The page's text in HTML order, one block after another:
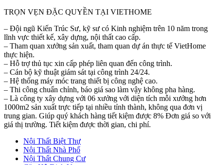
TRỌN VẸN ĐẶC QUYỀN TẠI VIETHOME
– Đội ngũ Kiến Trúc Sư, kỹ sư có Kinh nghiệm trên 10 năm trong
lĩnh vực thiết kế, xây dựng, nội thất cao cấp.
– Tham quan xưởng sản xuất, tham quan dự án thực tế VietHome
thực hiện.
– Hỗ trợ thủ tục xin cấp phép liên quan đến công trình.
– Cán bộ kỹ thuật giám sát tại công trình 24/24.
– Hệ thống máy móc trang thiết bị công nghệ cao.
– Thi công chuẩn chỉnh, báo giá sao làm vậy không pha hàng.
– Là công ty xây dựng với 06 xưởng với diện tích mỗi xưởng hơn
1000m2 sản xuất trực tiếp tại nhiều tỉnh thành, không qua đơn vị
trung gian. Giúp quý khách hàng tiết kiệm được 8% Đơn giá so với
giá thị trường. Tiết kiệm được thời gian, chi phí.
Nội Thất Biệt Thự
Nội Thất Nhà Phố
Nội Thất Chung Cư